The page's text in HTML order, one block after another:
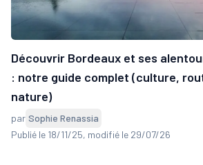
Découvrir Bordeaux et ses
: notre guide complet (culture,
nature)
par Sophie Renassia
Publié le 18/11/25, modifié le 29/07/26